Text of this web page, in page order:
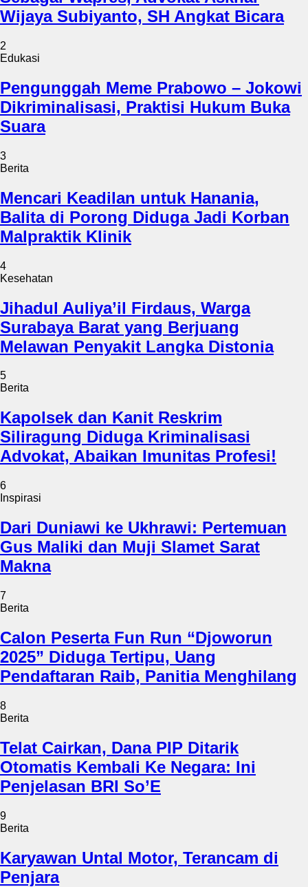
Wijaya Subiyanto, SH Angkat Bicara
2
Edukasi
Pengunggah Meme Prabowo – Jokowi
Dikriminalisasi, Praktisi Hukum Buka
Suara
3
Berita
Mencari Keadilan untuk Hanania,
Balita di Porong Diduga Jadi Korban
Malpraktik Klinik
4
Kesehatan
Jihadul Auliya’il Firdaus, Warga
Surabaya Barat yang Berjuang
Melawan Penyakit Langka Distonia
5
Berita
Kapolsek dan Kanit Reskrim
Siliragung Diduga Kriminalisasi
Advokat, Abaikan Imunitas Profesi!
6
Inspirasi
Dari Duniawi ke Ukhrawi: Pertemuan
Gus Maliki dan Muji Slamet Sarat
Makna
7
Berita
Calon Peserta Fun Run “Djoworun
2025” Diduga Tertipu, Uang
Pendaftaran Raib, Panitia Menghilang
8
Berita
Telat Cairkan, Dana PIP Ditarik
Otomatis Kembali Ke Negara: Ini
Penjelasan BRI So’E
9
Berita
Karyawan Untal Motor, Terancam di
Penjara